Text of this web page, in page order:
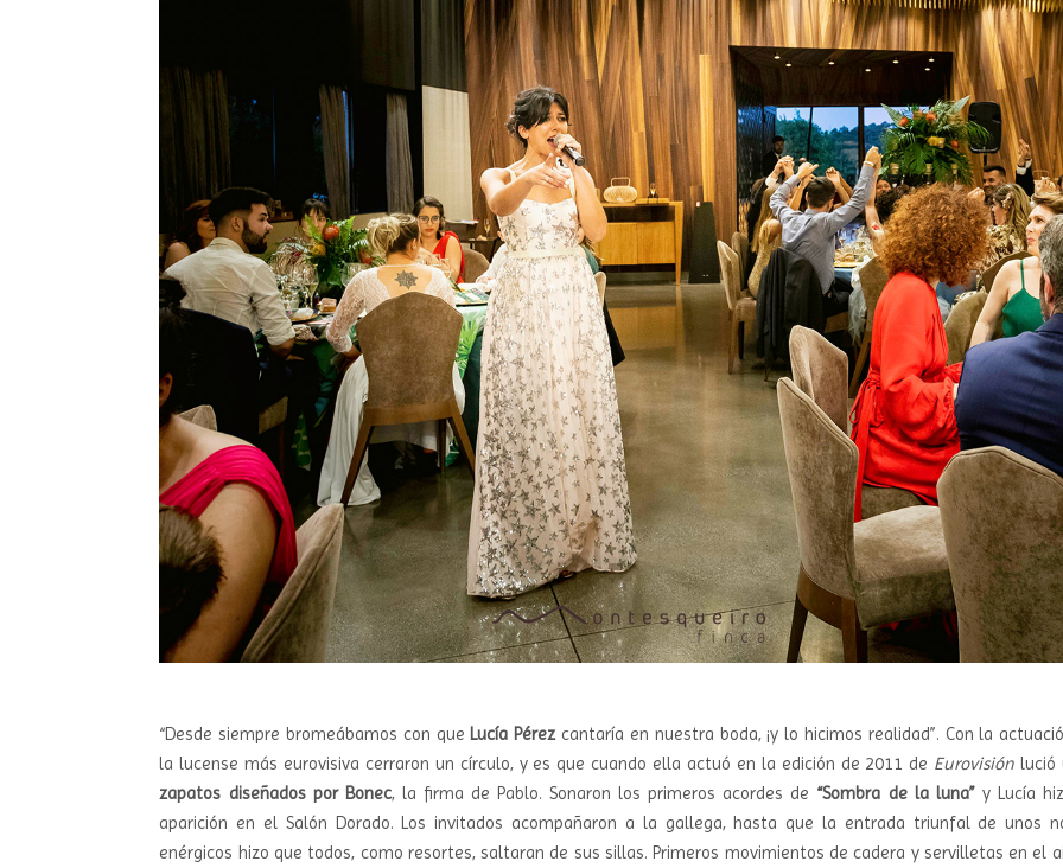
“Desde siempre bromeábamos con que Lucía Pérez cantaría en nuestra boda, ¡y lo hicimos realidad”. Con la
la lucense más eurovisiva cerraron un círculo, y es que cuando ella actuó en la edición de 2011 de Eurovisión lució
zapatos diseñados por Bonec, la firma de Pablo. Sonaron los primeros acordes de “Sombra de la luna”y Lucía
aparición en el Salón Dorado. Los invitados acompañaron a la gallega, hasta que la entrada triunfal de unos
enérgicos hizo que todos, como resortes, saltaran de sus sillas. Primeros movimientos de cadera y servilletas en el